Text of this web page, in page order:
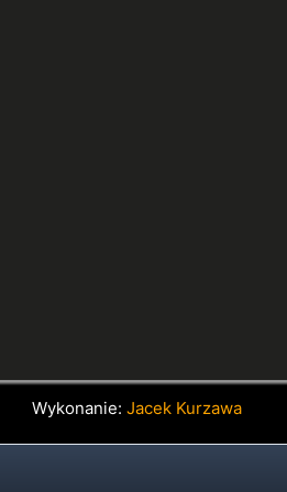
Wykonanie: Jacek Kurzawa